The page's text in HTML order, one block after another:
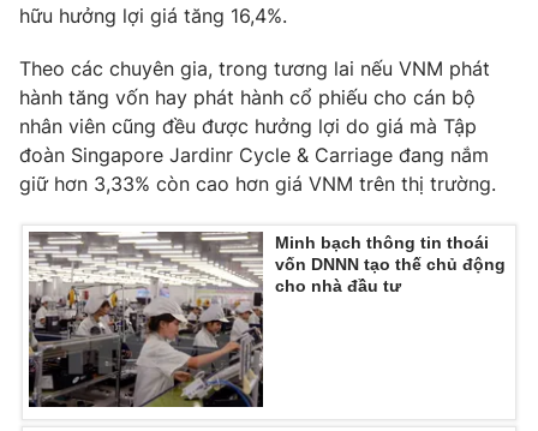
VTV4 Vươn mình bằng AI
VTV9 VTV8
Liên hệ tòa soạn English
THỜI BÁO VTV
hữu hưởng lợi giá tăng 16,4%.
Theo các chuyên gia, trong tương lai nếu VNM phát
hành tăng vốn hay phát hành cổ phiếu cho cán bộ
nhân viên cũng đều được hưởng lợi do giá mà Tập
đoàn Singapore Jardinr Cycle & Carriage đang nắm
giữ hơn 3,33% còn cao hơn giá VNM trên thị trường.
Minh bạch thông tin thoái
vốn DNNN tạo thế chủ động
cho nhà đầu tư